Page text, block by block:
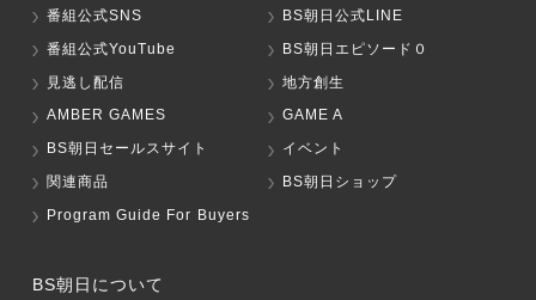
番組公式SNS
BS朝日公式LINE
番組公式YouTube
BS朝日エピソード０
見逃し配信
地方創生
AMBER GAMES
GAME A
BS朝日セールスサイト
イベント
関連商品
BS朝日ショップ
Program Guide For Buyers
BS朝日について